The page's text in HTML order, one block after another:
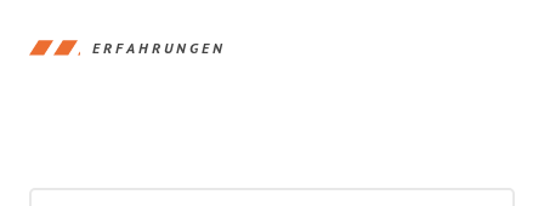
ERFAHRUNGEN